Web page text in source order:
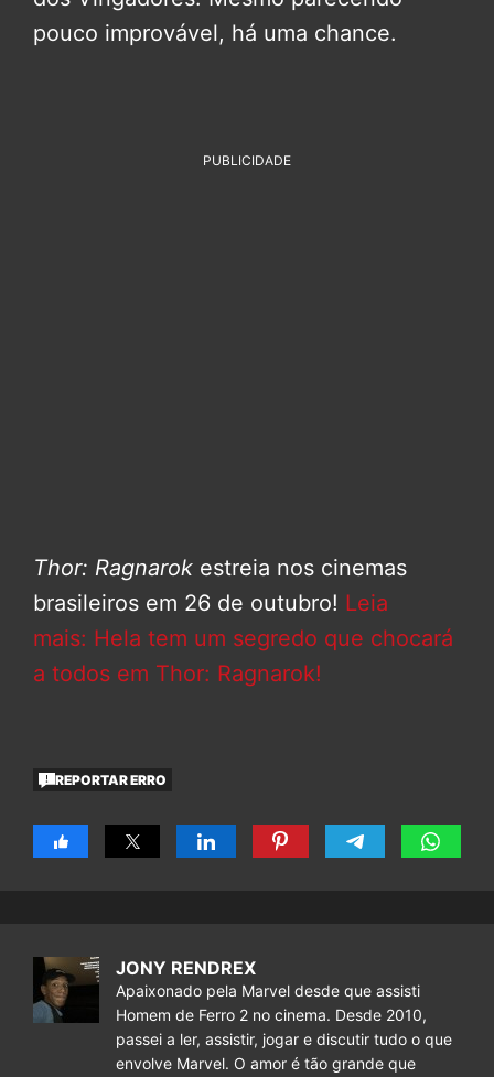
pouco improvável, há uma chance.
PUBLICIDADE
Thor: Ragnarok estreia nos cinemas
brasileiros em 26 de outubro! Leia
mais: Hela tem um segredo que chocará
a todos em Thor: Ragnarok!
REPORTAR ERRO
JONY RENDREX
Apaixonado pela Marvel desde que assisti
Homem de Ferro 2 no cinema. Desde 2010,
passei a ler, assistir, jogar e discutir tudo o que
envolve Marvel. O amor é tão grande que